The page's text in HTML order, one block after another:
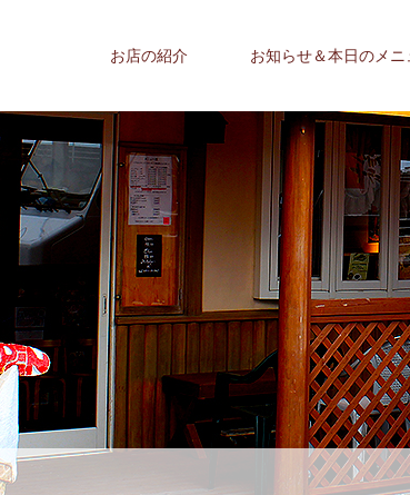
お店の紹介 お知らせ＆本日のメニ